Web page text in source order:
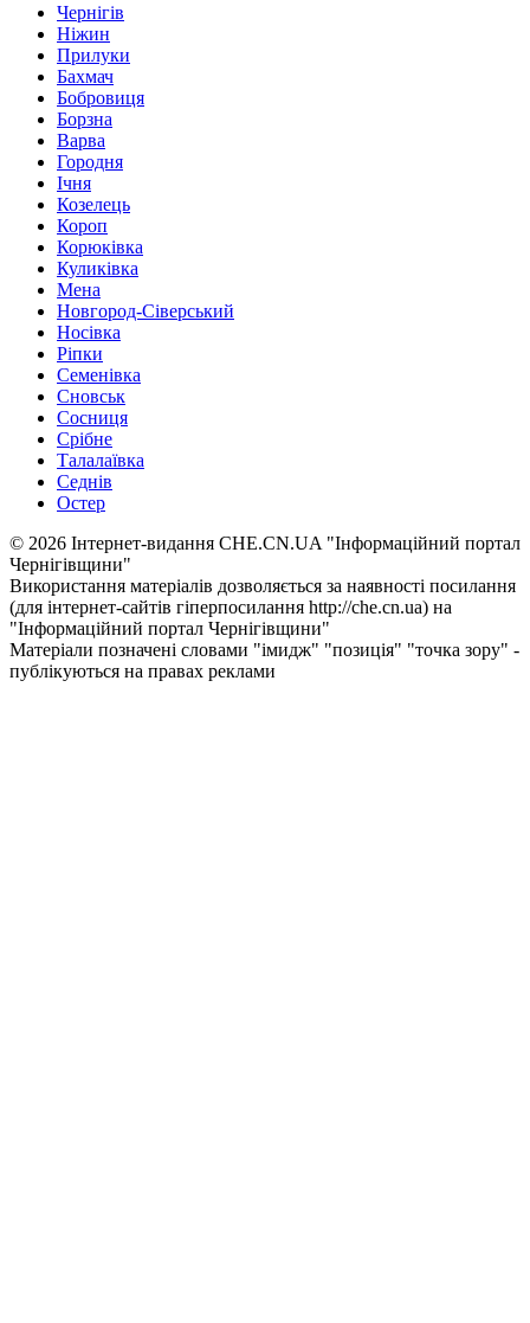
Чернігів
Ніжин
Прилуки
Бахмач
Бобровиця
Борзна
Варва
Городня
Ічня
Козелець
Короп
Корюківка
Куликівка
Мена
Новгород-Сіверський
Носівка
Ріпки
Семенівка
Сновськ
Сосниця
Срібне
Талалаївка
Седнів
Остер
© 2026 Інтернет-видання CHE.CN.UA "Інформаційний портал
Чернiгiвщини"
Використання матеріалів дозволяється за наявності посилання
(для інтернет-сайтів гіперпосилання http://che.cn.ua) на
"Інформаційний портал Чернiгiвщини"
Матеріали позначені словами "імидж" "позиція" "точка зору" -
публікуються на правах реклами